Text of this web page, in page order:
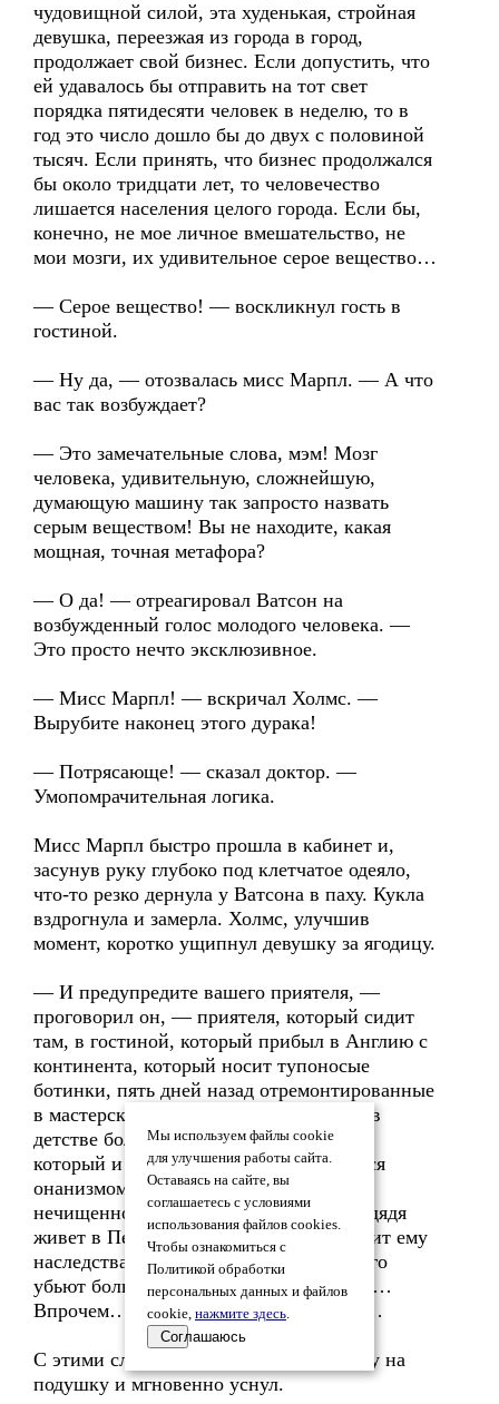
чудовищной силой, эта худенькая, стройная
девушка, переезжая из города в город,
продолжает свой бизнес. Если допустить, что
ей удавалось бы отправить на тот свет
порядка пятидесяти человек в неделю, то в
год это число дошло бы до двух с половиной
тысяч. Если принять, что бизнес продолжался
бы около тридцати лет, то человечество
лишается населения целого города. Если бы,
конечно, не мое личное вмешательство, не
мои мозги, их удивительное серое вещество…
— Серое вещество! — воскликнул гость в
гостиной.
— Ну да, — отозвалась мисс Марпл. — А что
вас так возбуждает?
— Это замечательные слова, мэм! Мозг
человека, удивительную, сложнейшую,
думающую машину так запросто назвать
серым веществом! Вы не находите, какая
мощная, точная метафора?
— О да! — отреагировал Ватсон на
возбужденный голос молодого человека. —
Это просто нечто эксклюзивное.
— Мисс Марпл! — вскричал Холмс. —
Вырубите наконец этого дурака!
— Потрясающе! — сказал доктор. —
Умопомрачительная логика.
Мисс Марпл быстро прошла в кабинет и,
засунув руку глубоко под клетчатое одеяло,
что-то резко дернула у Ватсона в паху. Кукла
вздрогнула и замерла. Холмс, улучшив
момент, коротко ущипнул девушку за ягодицу.
— И предупредите вашего приятеля, —
проговорил он, — приятеля, который сидит
там, в гостиной, который прибыл в Англию с
континента, который носит тупоносые
ботинки, пять дней назад отремонтированные
в мастерской на Барби-стрит, который в
детстве болел скарлатиной и свинкой,
который и до сих пор иногда занимается
онанизмом, у которого голова как
нечищенное вареное яйцо, у которого дядя
живет в Петербурге и никогда не оставит ему
наследства, поскольку через пять лет его
убьют большевики… Скажите ему, что…
Впрочем… Все это не имеет значения…
С этими словами Холмс откинул голову на
подушку и мгновенно уснул.
Мы используем файлы cookie
для улучшения работы сайта.
Оставаясь на сайте, вы
соглашаетесь с условиями
использования файлов cookies.
Чтобы ознакомиться с
Политикой обработки
персональных данных и файлов
cookie, нажмите здесь.
Соглашаюсь